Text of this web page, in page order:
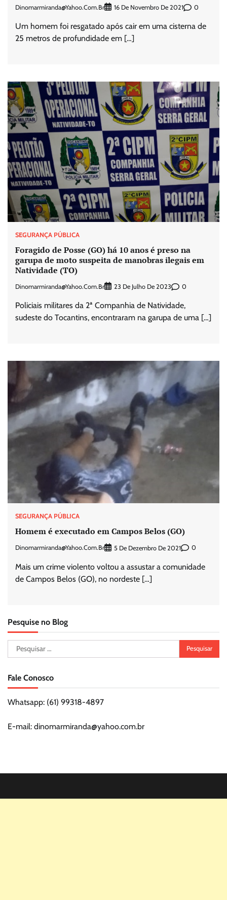
Dinomarmiranda@yahoo.com.br 16 De Novembro De 2021 0
Um homem foi resgatado após cair em uma cisterna de
25 metros de profundidade em […]
SEGURANÇA PÚBLICA
Foragido de Posse (GO) há 10 anos é preso na
garupa de moto suspeita de manobras ilegais em
Natividade (TO)
Dinomarmiranda@yahoo.com.br 23 De Julho De 2023 0
Policiais militares da 2ª Companhia de Natividade,
sudeste do Tocantins, encontraram na garupa de uma […]
SEGURANÇA PÚBLICA
Homem é executado em Campos Belos (GO)
Dinomarmiranda@yahoo.com.br 5 De Dezembro De 2021 0
Mais um crime violento voltou a assustar a comunidade
de Campos Belos (GO), no nordeste […]
Pesquise no Blog
Pesquisar
por:
Fale Conosco
Whatsapp: (61) 99318-4897
E-mail: dinomarmiranda@yahoo.com.br